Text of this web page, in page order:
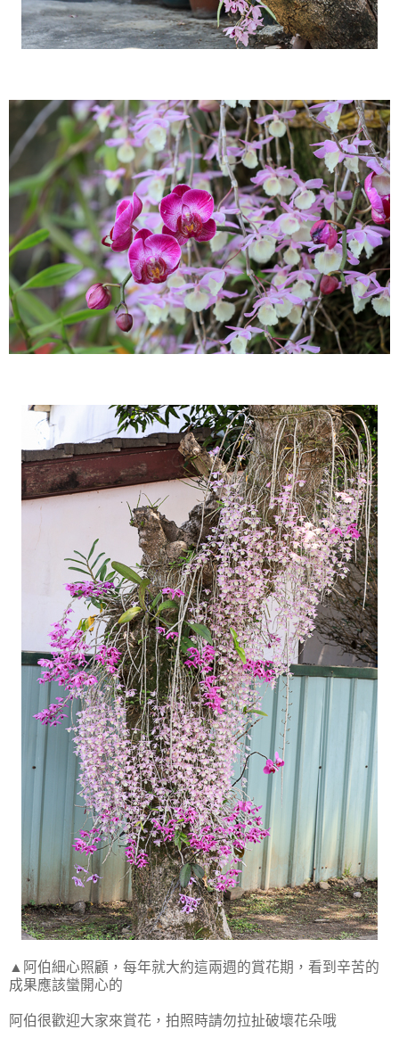
▲阿伯細心照顧，每年就大約這兩週的賞花期，看到辛苦的
成果應該蠻開心的
阿伯很歡迎大家來賞花，拍照時請勿拉扯破壞花朵哦